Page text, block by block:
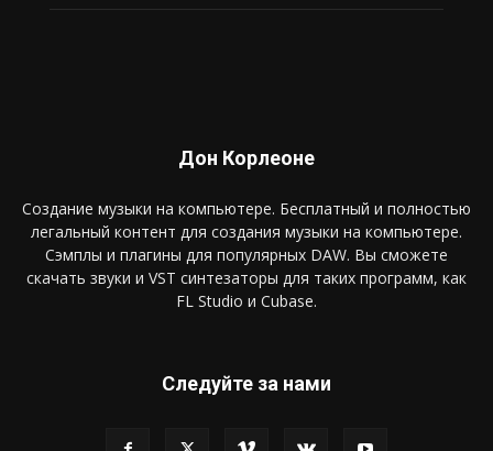
Дон Корлеоне
Создание музыки на компьютере. Бесплатный и полностью
легальный контент для создания музыки на компьютере.
Сэмплы и плагины для популярных DAW. Вы сможете
скачать звуки и VST синтезаторы для таких программ, как
FL Studio и Cubase.
Следуйте за нами